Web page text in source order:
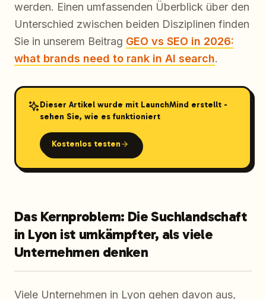
werden. Einen umfassenden Überblick über den
Unterschied zwischen beiden Disziplinen finden
Sie in unserem Beitrag GEO vs SEO in 2026:
what brands need to rank in AI search.
Dieser Artikel wurde mit LaunchMind erstellt -
sehen Sie, wie es funktioniert
Kostenlos testen
Das Kernproblem: Die Suchlandschaft
in Lyon ist umkämpfter, als viele
Unternehmen denken
Viele Unternehmen in Lyon gehen davon aus,